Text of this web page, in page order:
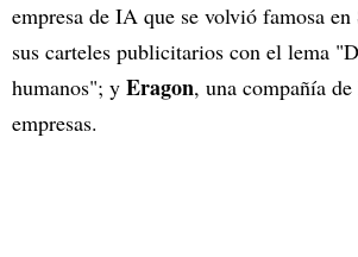
empresa de IA que se volvió famosa
sus carteles publicitarios con el lema
humanos"; y Eragon, una compañía
empresas.